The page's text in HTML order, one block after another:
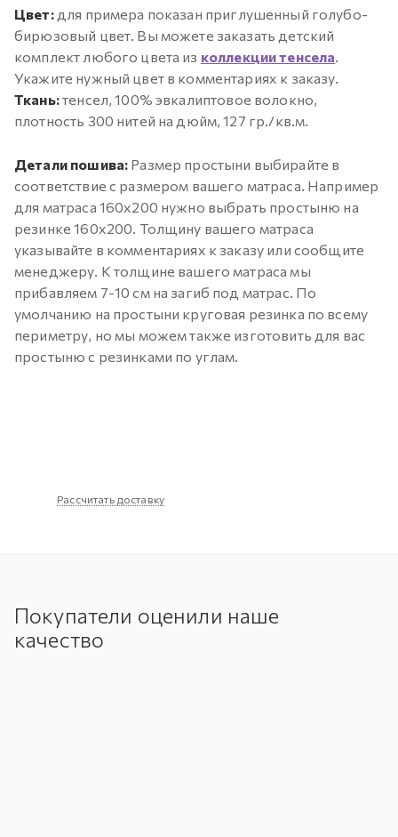
Цвет: для примера показан приглушенный голубо-
бирюзовый цвет. Вы можете заказать детский
комплект любого цвета из коллекции тенсела.
Укажите нужный цвет в комментариях к заказу.
Ткань:тенсел, 100% эвкалиптовое волокно,
плотность 300 нитей на дюйм, 127 гр./кв.м.
Детали пошива: Размер простыни выбирайте в
соответствие с размером вашего матраса. Например
для матраса 160х200 нужно выбрать простыню на
резинке 160х200. Толщину вашего матраса
указывайте в комментариях к заказу или сообщите
менеджеру. К толщине вашего матраса мы
прибавляем 7-10 см на загиб под матрас. По
умолчанию на простыни круговая резинка по всему
периметру, но мы можем также изготовить для вас
простыню с резинками по углам.
Рассчитать доставку
Покупатели оценили наше
качество